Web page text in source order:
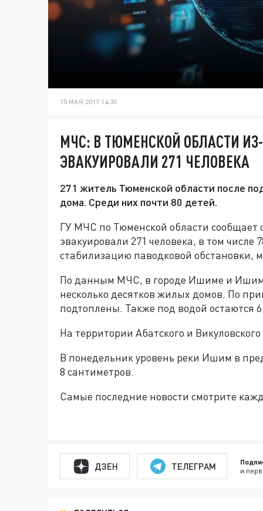
15 МАЯ 2017 14:30
МЧС: В ТЮМЕНСКОЙ ОБЛАСТИ
ЭВАКУИРОВАЛИ 271 ЧЕЛОВЕКА
271 житель Тюменской области после
дома. Среди них почти 80 детей.
ГУ МЧС по Тюменской области сообщает
эвакуировали 271 человека, в том числе
стабилизацию паводковой обстановки,
По данным МЧС, в городе Ишиме и
несколько десятков жилых домов. По
подтоплены. Также под водой остаются
На территории Абатского и
В понедельник уровень реки Ишим в
8 сантиметров.
Самые последние новости смотрите
ДЗЕН ТЕЛЕГРАМ и